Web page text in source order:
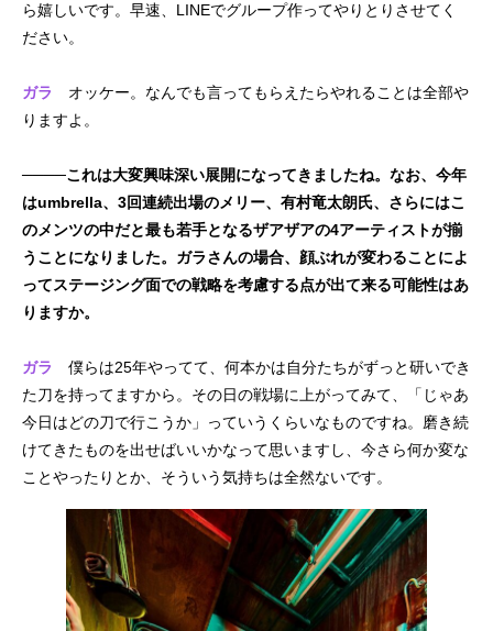
ら嬉しいです。早速、LINEでグループ作ってやりとりさせてく
ださい。
ガラ
オッケー。なんでも言ってもらえたらやれることは全部や
りますよ。
────これは大変興味深い展開になってきましたね。なお、今年
はumbrella、3回連続出場のメリー、有村竜太朗氏、さらにはこ
のメンツの中だと最も若手となるザアザアの4アーティストが揃
うことになりました。ガラさんの場合、顔ぶれが変わることによ
ってステージング面での戦略を考慮する点が出て来る可能性はあ
りますか。
ガラ
僕らは25年やってて、何本かは自分たちがずっと研いでき
た刀を持ってますから。その日の戦場に上がってみて、「じゃあ
今日はどの刀で行こうか」っていうくらいなものですね。磨き続
けてきたものを出せばいいかなって思いますし、今さら何か変な
ことやったりとか、そういう気持ちは全然ないです。